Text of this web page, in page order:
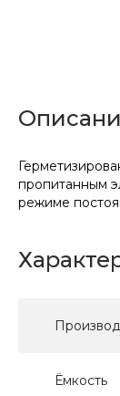
пропитанным
режиме
Ёмкость